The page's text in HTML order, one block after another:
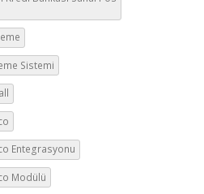
Sistemi
Entegrasyonu
Modülü